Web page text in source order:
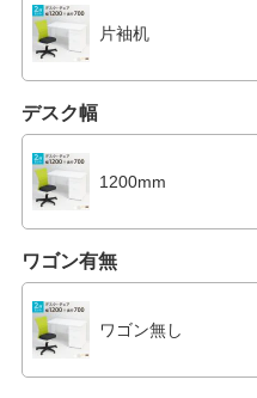
片袖机
デスク幅
1200mm
ワゴン有無
ワゴン無し